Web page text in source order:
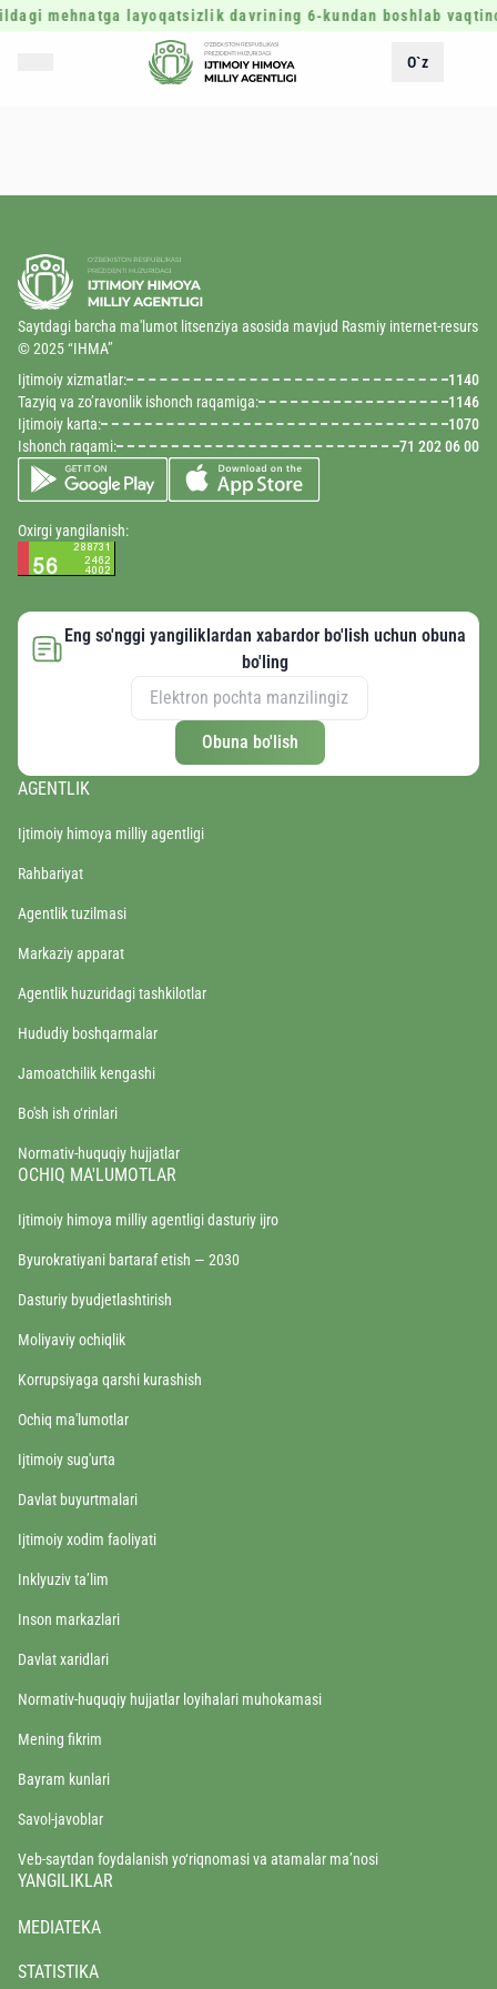
mehnatga layoqatsizlik davrining 6-kundan boshlab
O`z
Saytdagi barcha ma'lumot litsenziya asosida mavjud Rasmiy internet-resurs
© 2025 “IHMA”
Ijtimoiy xizmatlar:
1140
Tazyiq va zo’ravonlik ishonch raqamiga:
1146
Ijtimoiy karta:
1070
Ishonch raqami:
71 202 06 00
Oxirgi yangilanish:
Eng so'nggi yangiliklardan xabardor bo'lish uchun obuna
bo'ling
Obuna bo'lish
AGENTLIK
Ijtimoiy himoya milliy agentligi
Rahbariyat
Agentlik tuzilmasi
Markaziy apparat
Agentlik huzuridagi tashkilotlar
Hududiy boshqarmalar
Jamoatchilik kengashi
Bo'sh ish o‘rinlari
Normativ-huquqiy hujjatlar
OCHIQ MA'LUMOTLAR
Ijtimoiy himoya milliy agentligi dasturiy ijro
Byurokratiyani bartaraf etish — 2030
Dasturiy byudjetlashtirish
Moliyaviy ochiqlik
Korrupsiyaga qarshi kurashish
Ochiq ma'lumotlar
Ijtimoiy sug'urta
Davlat buyurtmalari
Ijtimoiy xodim faoliyati
Inklyuziv ta’lim
Inson markazlari
Davlat xaridlari
Normativ-huquqiy hujjatlar loyihalari muhokamasi
Mening fikrim
Bayram kunlari
Savol-javoblar
Veb-saytdan foydalanish yo‘riqnomasi va atamalar ma’nosi
YANGILIKLAR
MEDIATEKA
STATISTIKA